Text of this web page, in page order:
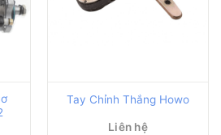
Tay Chỉnh Thắng Howo
Liên hệ